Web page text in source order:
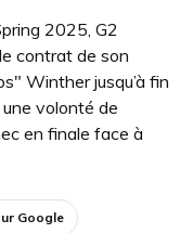
2025, G2
contrat de son
Winther jusqu’à fin
volonté de
en finale face à
Google